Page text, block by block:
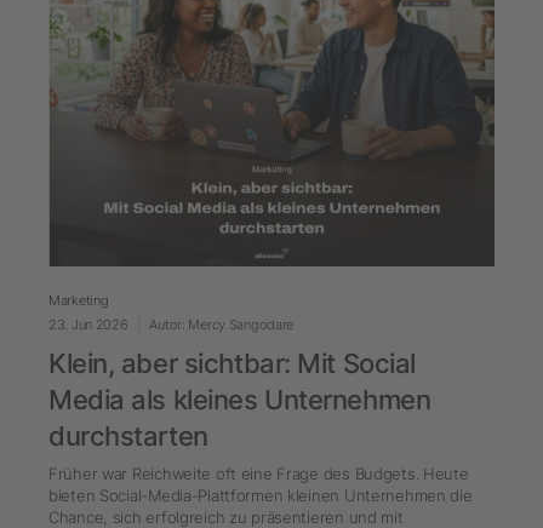
Marketing
23. Jun 2026
Autor: Mercy Sangodare
Klein, aber sichtbar: Mit Social
Media als kleines Unternehmen
durchstarten
Früher war Reichweite oft eine Frage des Budgets. Heute
bieten Social-Media-Plattformen kleinen Unternehmen die
Chance, sich erfolgreich zu präsentieren und mit